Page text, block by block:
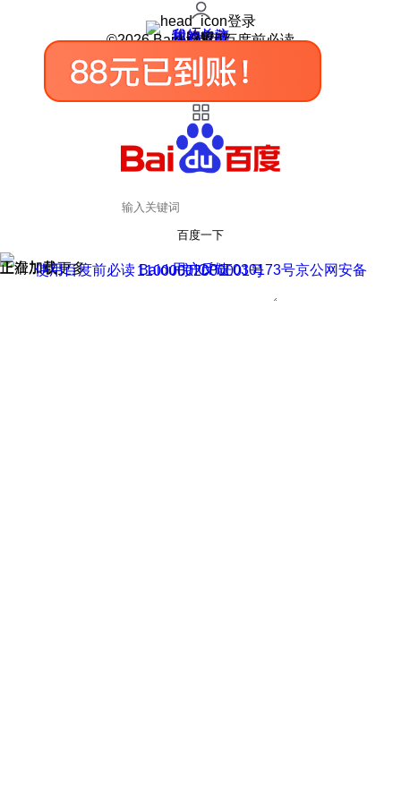
登录
我的关注
我的收藏
皮肤中心
用户反馈
设置
©2026 Baidu 使用百度前必读
百度一下
正在加载
上滑加载更多 用户反馈
使用百度前必读 Baidu 京ICP证030173号
京公网安备11000002000001号